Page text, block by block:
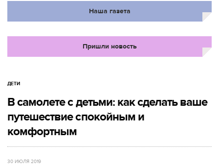
Наша газета
Пришли новость
ДЕТИ
В самолете с детьми: как сделать ваше
путешествие спокойным и
комфортным
30 ИЮЛЯ 2019